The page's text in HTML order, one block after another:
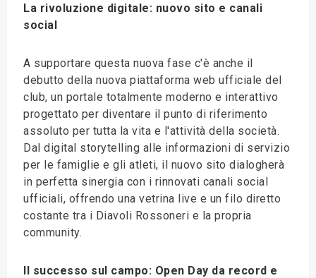
La rivoluzione digitale: nuovo sito e canali
social
A supportare questa nuova fase c'è anche il
debutto della nuova piattaforma web ufficiale del
club, un portale totalmente moderno e interattivo
progettato per diventare il punto di riferimento
assoluto per tutta la vita e l'attività della società.
Dal digital storytelling alle informazioni di servizio
per le famiglie e gli atleti, il nuovo sito dialogherà
in perfetta sinergia con i rinnovati canali social
ufficiali, offrendo una vetrina live e un filo diretto
costante tra i Diavoli Rossoneri e la propria
community.
Il successo sul campo: Open Day da record e